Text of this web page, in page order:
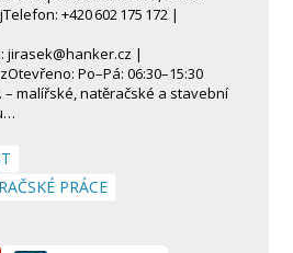
+420 602 175 172 |
jirasek@hanker.cz |
Po–Pá: 06:30–15:30
– malířské, natěračské a stavební
PRÁCE